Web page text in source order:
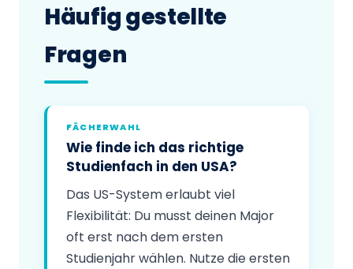
Häufig gestellte
Fragen
FÄCHERWAHL
Wie finde ich das richtige
Studienfach in den USA?
Das US-System erlaubt viel
Flexibilität: Du musst deinen Major
oft erst nach dem ersten
Studienjahr wählen. Nutze die ersten